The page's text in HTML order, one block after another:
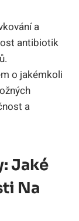
⁢a
antibiotik
o jakémkoli
a
Jaké‍
Na